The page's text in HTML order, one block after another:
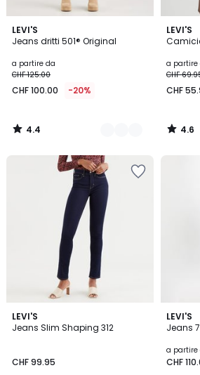
LEVI'S
Jeans dritti 501® Original
a partire da
CHF 125.00
CHF 100.00 -20%
4.4
/ 5
6
Colori
4.4
/
LEVI'S
a partire
CHF
CHF
4.6
/ 5
2
Colori
4.6
/
LEVI'S
Jeans Slim Shaping 312
CHF 99.95
4.4
/ 5
4
Colori
LEVI'S
Jeans
a partire
CHF
4.7
/ 5
3
Colori